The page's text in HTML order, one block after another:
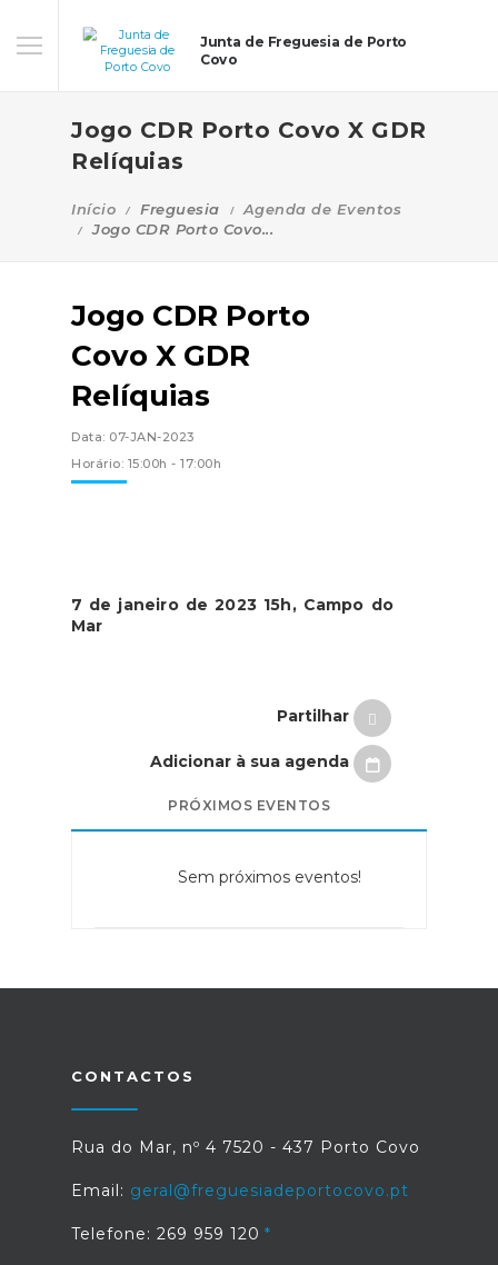
Junta de Freguesia de Porto
Covo
Jogo CDR Porto Covo X GDR
Relíquias
Início Freguesia
Agenda de Eventos
Jogo CDR Porto Covo...
Jogo CDR Porto
Covo X GDR
Relíquias
Data: 07-JAN-2023
Horário: 15:00h - 17:00h
7 de janeiro de 2023 15h, Campo do
Mar
Partilhar
Adicionar à sua agenda
PRÓXIMOS EVENTOS
Sem próximos eventos!
CONTACTOS
Rua do Mar, nº 4 7520 - 437 Porto Covo
Email: geral@freguesiadeportocovo.pt
Telefone: 269 959 120